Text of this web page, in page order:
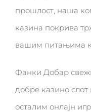
прошлост, наша
казина покрива
вашим питањима
Фанки Добар
добре казино слот
осталим онлајн